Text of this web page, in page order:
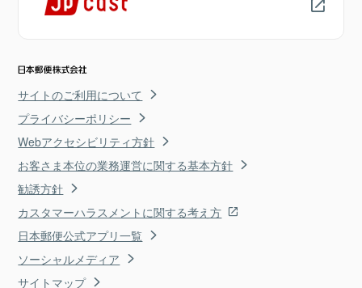
サイトのご利用について
プライバシーポリシー
Webアクセシビリティ方針
お客さま本位の業務運営に関する基本方針
勧誘方針
カスタマーハラスメントに関する考え方
日本郵便公式アプリ一覧
ソーシャルメディア
サイトマップ